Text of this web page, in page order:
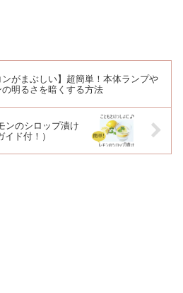
ンがまぶしい】超簡単！本体ランプや
の明るさを暗くする方法
ンのシロップ漬け
イド付！）